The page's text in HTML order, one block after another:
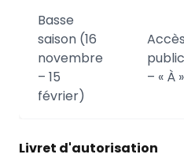
Basse
saison (16
novembre
– 15
février)
– « À »
Livret d'autorisation